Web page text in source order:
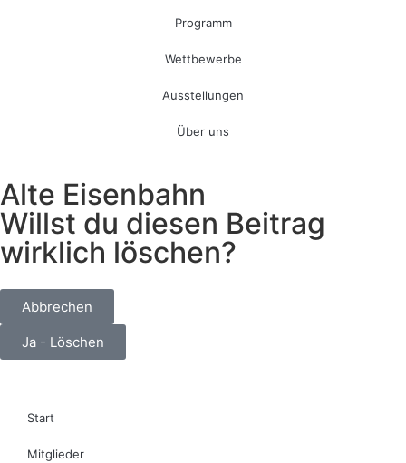
Programm
Wettbewerbe
Ausstellungen
Über uns
Alte Eisenbahn
Willst du diesen Beitrag
wirklich löschen?
Abbrechen
Ja - Löschen
Start
Mitglieder